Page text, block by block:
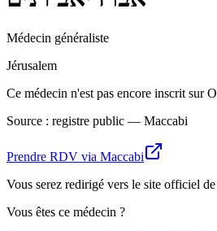
Médecin généraliste
Jérusalem
Ce médecin n'est pas encore inscrit sur
Source : registre public — Maccabi
Prendre RDV via Maccabi
Vous serez redirigé vers le site officiel
Vous êtes ce médecin ?